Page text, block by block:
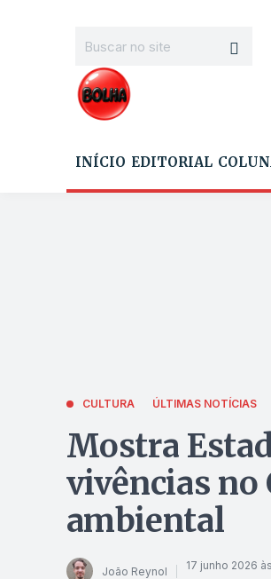
INÍCIO EDITORIAL
CULTURA ÚLTIMAS NOTÍCIAS
Mostra
vivências no
ambiental
João Reynol 17 junho 2026